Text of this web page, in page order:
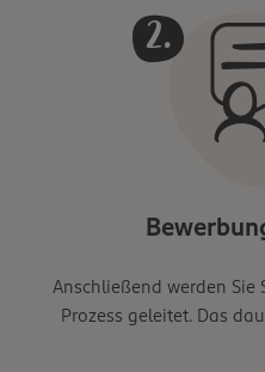
Anschließend werden
Prozess geleitet. Das